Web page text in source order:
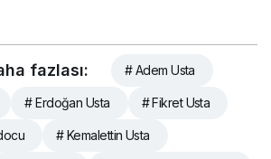
fazlası: # Adem Usta
# Erdoğan Usta # Fikret Usta
# Kemalettin Usta